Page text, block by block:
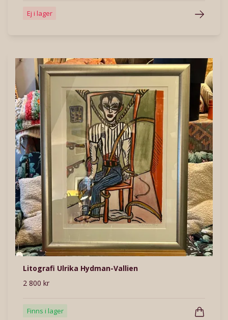
Ej i lager
Litografi Ulrika Hydman-Vallien
2 800 kr
Finns i lager